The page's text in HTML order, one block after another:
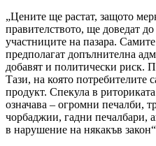
„Цените ще растат, защото
правителството, ще доведат
участниците на пазара.
предполагат допълнителна
добавят и политически риск.
Тази, на която потребителите
продукт. Спекула в
означава – огромни печалби,
чорбаджии, гадни печалбари,
в нарушение на някакъв